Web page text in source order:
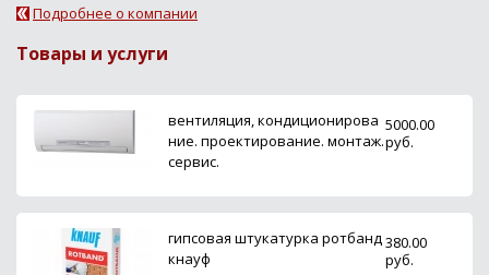
Подробнее о компании
Товары и услуги
вентиляция, кондиционирова
ние. проектирование. монтаж.
сервис.
5000.00
руб.
гипсовая штукатурка ротбанд
кнауф
380.00
руб.